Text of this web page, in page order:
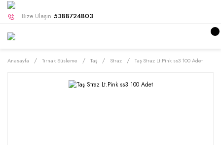
Bize Ulaşın 5388724803
Anasayfa Tırnak Süsleme Taş Straz Taş Straz Lt.Pink ss3 100 Adet